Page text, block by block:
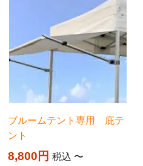
ブルームテント専用 庇テ
ント
8,800 税込 〜